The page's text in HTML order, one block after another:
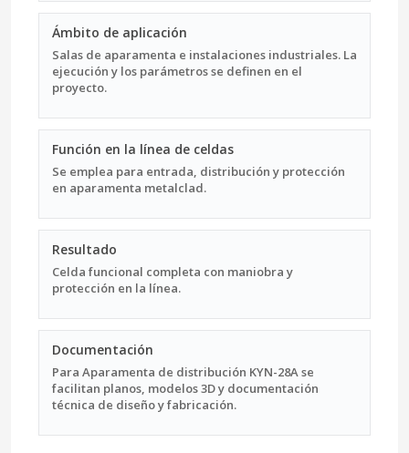
Ámbito de aplicación
Salas de aparamenta e instalaciones industriales. La
ejecución y los parámetros se definen en el
proyecto.
Función en la línea de celdas
Se emplea para entrada, distribución y protección
en aparamenta metalclad.
Resultado
Celda funcional completa con maniobra y
protección en la línea.
Documentación
Para Aparamenta de distribución KYN-28A se
facilitan planos, modelos 3D y documentación
técnica de diseño y fabricación.